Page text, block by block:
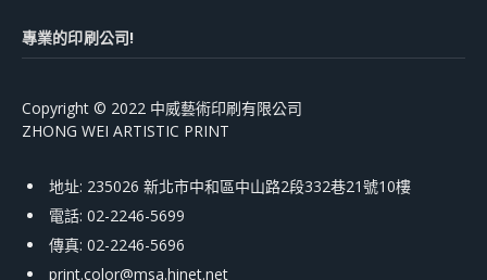
專業的印刷公司!
Copyright © 2022 中威藝術印刷有限公司
ZHONG WEI ARTISTIC PRINT
地址: 235026 新北市中和區中山路2段332巷21號10樓
電話: 02-2246-5699
傳真: 02-2246-5696
print.color@msa.hinet.net